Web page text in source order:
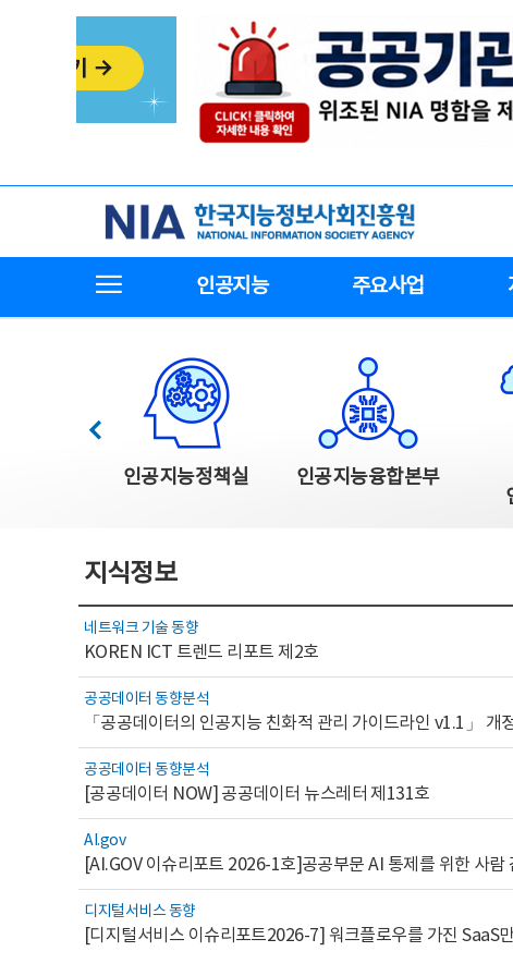
한국지능정보사회진흥원
인공지능 주요사업
한국지능정보사회진흥원 주요사업
인공지능정책실 인공지능융합본부
이전
지식정보
네트워크 기술 동향
KOREN ICT 트렌드 리포트 제2호
공공데이터 동향분석
「공공데이터의 인공지능 친화적 관리 가이드라인 v1.1」 개
공공데이터 동향분석
[공공데이터 NOW] 공공데이터 뉴스레터 제131호
AI.gov
디지털서비스 동향